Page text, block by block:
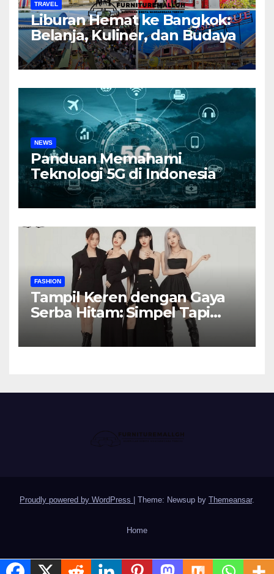
TRAVEL
Liburan Hemat ke Bangkok:
Belanja, Kuliner, dan Budaya
NEWS
Panduan Memahami
Teknologi 5G di Indonesia
FASHION
Tampil Keren dengan Gaya
Serba Hitam: Simpel Tapi
Proudly powered by WordPress Theme: Newsup by Themeansar.
Home